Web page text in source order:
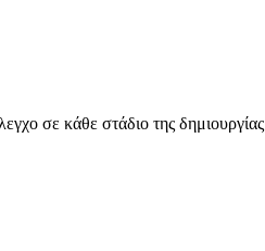
σε κάθε στάδιο της δημιουργίας